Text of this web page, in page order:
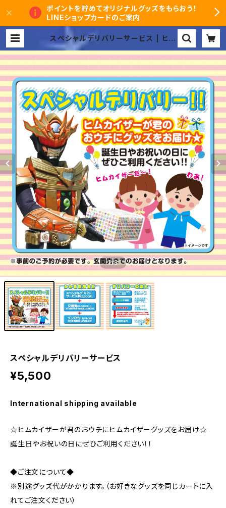
ポイントを貯めてオリジナルグッズをもらおう！
LINEショップカードのご案内
スペシャルデリバリーサービス | ヒム
カイザーオンラインショップ
1/3
スペシャルデリバリーサービス
¥5,500
International shipping available
☆ヒムカイザーが君のおウチにヒムカイザーグッズをお届け☆
誕生日やお祝いの日にぜひご利用ください！！
◆ご注文について◆
※別途グッズ代がかかります。（お好きなグッズを同じカートに入
れてご注文ください）